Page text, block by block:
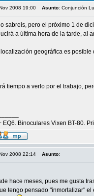
2008 19:00 Asunto: Conjunción
sabreis, pero el próximo 1 de
a última hora de la tarde, al
geográfica es
tiempo a verlo por el trabajo,
EQ6. Binoculares Vixen BT-80.
2008 22:14 Asunto:
hace meses, pues me gusta
tengo pensado "inmortalizar"